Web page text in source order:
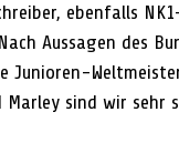
ebenfalls
Aussagen des
Junioren-
sind wir sehr